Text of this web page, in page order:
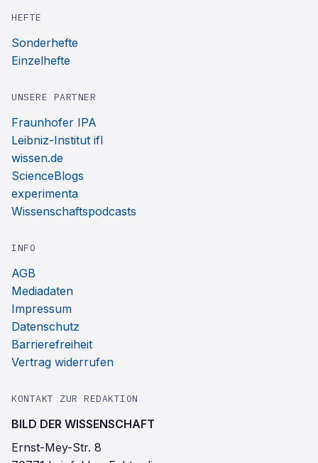
HEFTE
Sonderhefte
Einzelhefte
UNSERE PARTNER
Fraunhofer IPA
Leibniz-Institut ifl
wissen.de
ScienceBlogs
experimenta
Wissenschaftspodcasts
INFO
AGB
Mediadaten
Impressum
Datenschutz
Barrierefreiheit
Vertrag widerrufen
KONTAKT ZUR REDAKTION
BILD DER WISSENSCHAFT
Ernst-Mey-Str. 8